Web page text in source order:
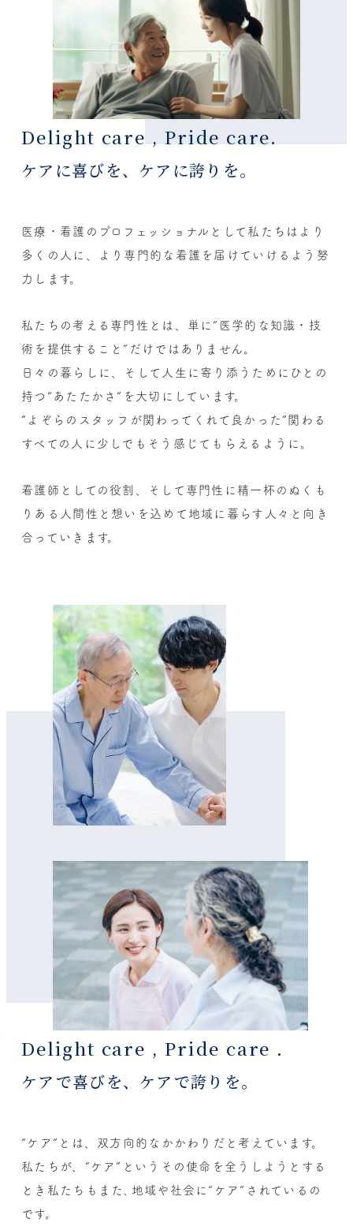
Delight care , Pride care.
ケアに喜びを、ケアに誇りを。
医療・看護のプロフェッショナルとして 私たちはより
多くの人に、より専門的な看護を届けていけるよう努
力します。
私たちの考える専門性とは、 単に“医学的な知識・技
術を提供すること”だけではありません。
日々の暮らしに、そして人生に寄り添うために ひとの
持つ“あたたかさ”を大切にしています。
“よぞらのスタッフが関わってくれて良かった” 関わる
すべての人に少しでもそう感じてもらえるように。
看護師としての役割、そして専門性に 精一杯のぬくも
りある人間性と想いを込めて 地域に暮らす人々と向き
合っていきます。
Delight care , Pride care .
ケアで喜びを、ケアで誇りを。
“ケア”とは、双方向的なかかわりだと考えています。
私たちが、“ケア”というその使命を全うしようとする
とき 私たちもまた､地域や社会に“ケア”されているの
です。